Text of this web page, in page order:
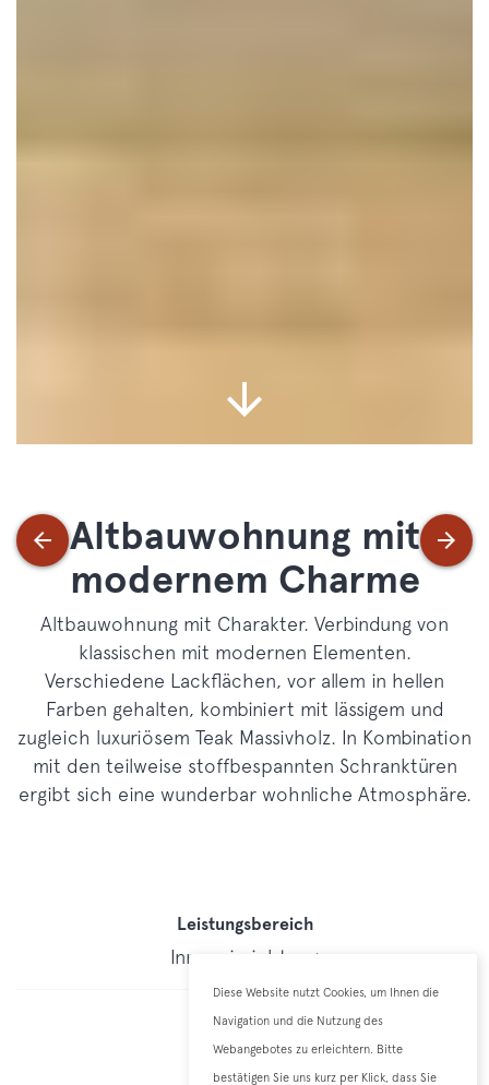
Diese Website nutzt Cookies, um Ihnen die
Navigation und die Nutzung des
Webangebotes zu erleichtern. Bitte
bestätigen Sie uns kurz per Klick, dass Sie
Altbauwohnung mit
modernem Charme
Altbauwohnung mit Charakter. Verbindung von
klassischen mit modernen Elementen.
Verschiedene Lackflächen, vor allem in hellen
Farben gehalten, kombiniert mit lässigem und
zugleich luxuriösem Teak Massivholz. In Kombination
mit den teilweise stoffbespannten Schranktüren
ergibt sich eine wunderbar wohnliche Atmosphäre.
Leistungsbereich
Inneneinrichtung
Auftraggeber
Privat